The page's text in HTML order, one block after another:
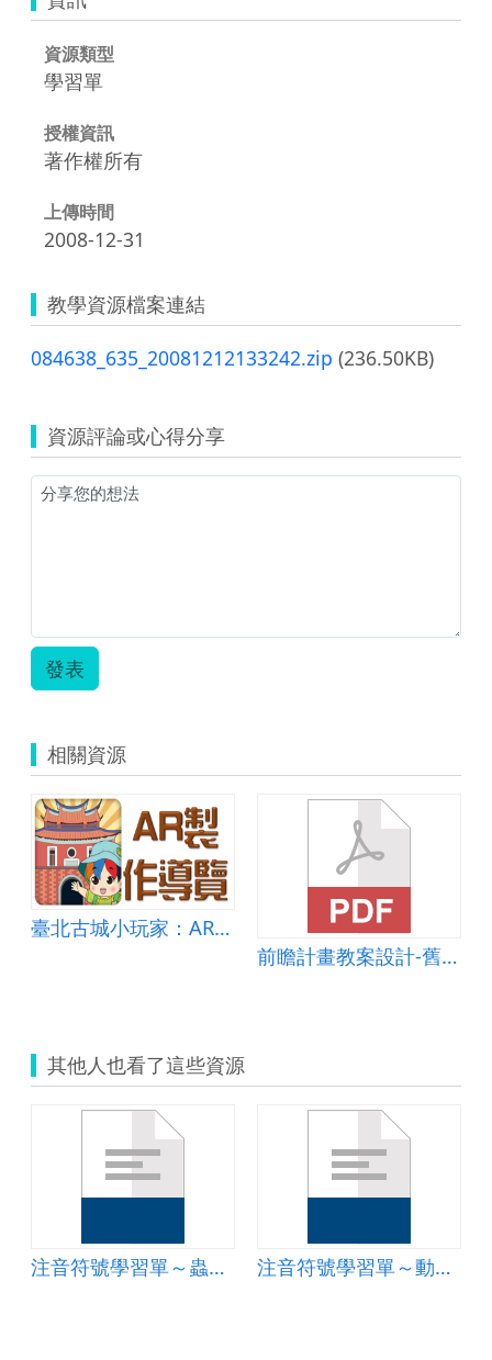
資源類型
學習單
授權資訊
著作權所有
上傳時間
2008-12-31
教學資源檔案連結
084638_635_20081212133242.zip (236.50KB)
資源評論或心得分享
發表
相關資源
臺北古城小玩家：AR導覽
前瞻計畫教案設計-舊寮國小林健民老師-輔助教學&amp;mdash;植物的奧秘
其他人也看了這些資源
注音符號學習單～蟲蟲篇 注音符號學習單～動物篇